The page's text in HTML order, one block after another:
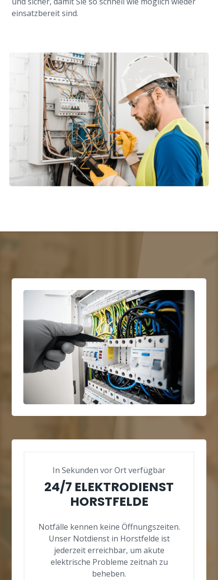
einsatzbereit sind.
In Sekunden vor Ort verfügbar
24/7 ELEKTRODIENST
HORSTFELDE
Notfälle kennen keine Öffnungszeiten.
Unser Notdienst in Horstfelde ist
jederzeit erreichbar, um akute
elektrische Probleme zeitnah zu
beheben.